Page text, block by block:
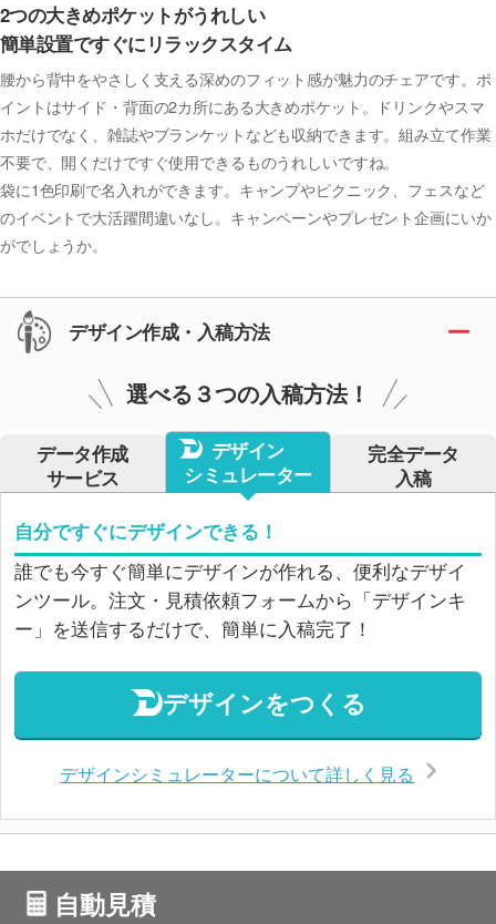
2つの大きめポケットがうれしい
簡単設置ですぐにリラックスタイム
腰から背中をやさしく支える深めのフィット感が魅力のチェアです。ポ
イントはサイド・背面の2カ所にある大きめポケット。ドリンクやスマ
ホだけでなく、雑誌やブランケットなども収納できます。組み立て作業
不要で、開くだけですぐ使用できるものうれしいですね。
袋に1色印刷で名入れができます。キャンプやピクニック、フェスなど
のイベントで大活躍間違いなし。キャンペーンやプレゼント企画にいか
がでしょうか。
デザイン作成・入稿方法
選べる３つの入稿方法！
データ作成
サービス
デザイン
シミュレーター
完全データ
入稿
自分ですぐにデザインできる！
誰でも今すぐ簡単にデザインが作れる、便利なデザイ
ンツール。注文・見積依頼フォームから「デザインキ
ー」を送信するだけで、簡単に入稿完了！
デザインをつくる
デザインシミュレーターについて詳しく見る
自動見積